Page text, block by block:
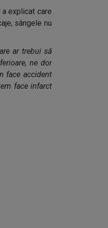
a explicat care
sângele nu
ar trebui să
ne dor
face accident
face infarct